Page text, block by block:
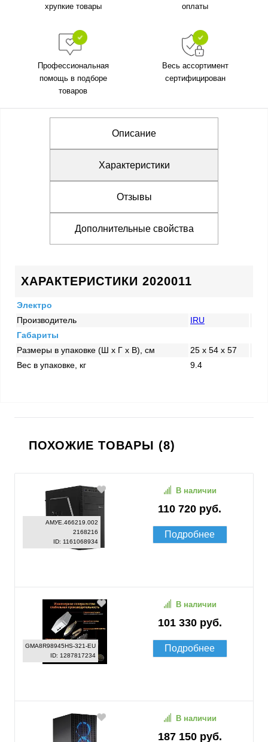
хрупкие товары
оплаты
Профессиональная
помощь в подборе
товаров
Весь ассортимент
сертифицирован
Описание
Характеристики
Отзывы
Дополнительные свойства
ХАРАКТЕРИСТИКИ 2020011
Электро
Производитель
IRU
Габариты
Размеры в упаковке (Ш x Г x В), см
25 x 54 x 57
Вес в упаковке, кг
9.4
ПОХОЖИЕ ТОВАРЫ (8)
АМУЕ.466219.002
2168216
ID: 1161068934
110 720 руб.
В наличии
Подробнее
GMA8R98945HS-321-EU
ID: 1287817234
101 330 руб.
В наличии
Подробнее
187 150 руб.
В наличии